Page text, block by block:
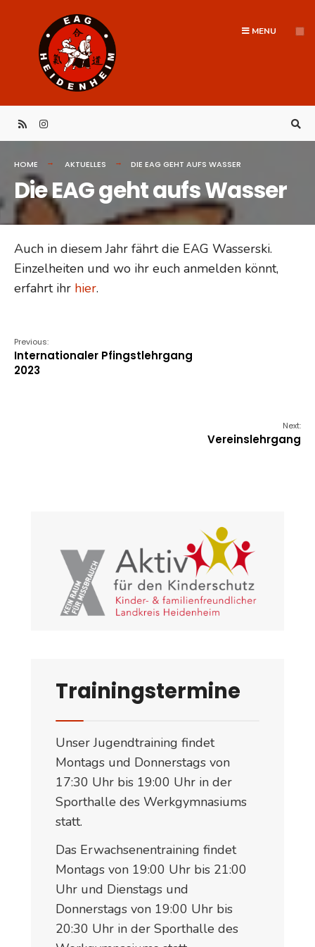
content
MENU
HOME AKTUELLES DIE EAG GEHT AUFS WASSER
Die EAG geht aufs Wasser
Auch in diesem Jahr fährt die EAG Wasserski.
Einzelheiten und wo ihr euch anmelden könnt,
erfahrt ihr hier.
Previous:
Internationaler Pfingstlehrgang
2023
Next:
Vereinslehrgang
Trainingstermine
Unser Jugendtraining findet
Montags und Donnerstags von
17:30 Uhr bis 19:00 Uhr in der
Sporthalle des Werkgymnasiums
statt.
Das Erwachsenentraining findet
Montags von 19:00 Uhr bis 21:00
Uhr und Dienstags und
Donnerstags von 19:00 Uhr bis
20:30 Uhr in der Sporthalle des
for: